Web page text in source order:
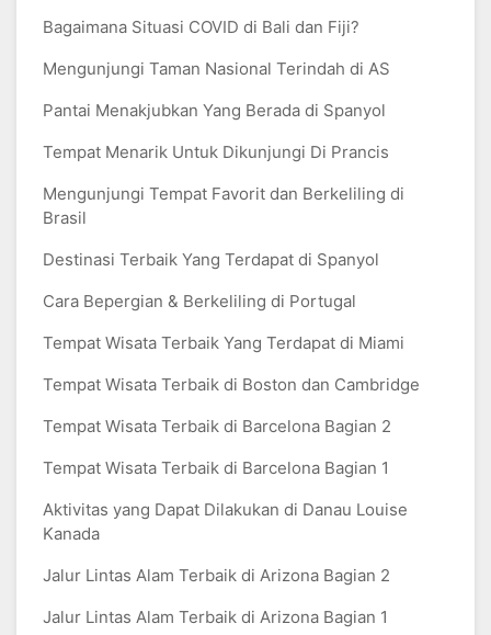
Bagaimana Situasi COVID di Bali dan Fiji?
Mengunjungi Taman Nasional Terindah di AS
Pantai Menakjubkan Yang Berada di Spanyol
Tempat Menarik Untuk Dikunjungi Di Prancis
Mengunjungi Tempat Favorit dan Berkeliling di
Brasil
Destinasi Terbaik Yang Terdapat di Spanyol
Cara Bepergian & Berkeliling di Portugal
Tempat Wisata Terbaik Yang Terdapat di Miami
Tempat Wisata Terbaik di Boston dan Cambridge
Tempat Wisata Terbaik di Barcelona Bagian 2
Tempat Wisata Terbaik di Barcelona Bagian 1
Aktivitas yang Dapat Dilakukan di Danau Louise
Kanada
Jalur Lintas Alam Terbaik di Arizona Bagian 2
Jalur Lintas Alam Terbaik di Arizona Bagian 1